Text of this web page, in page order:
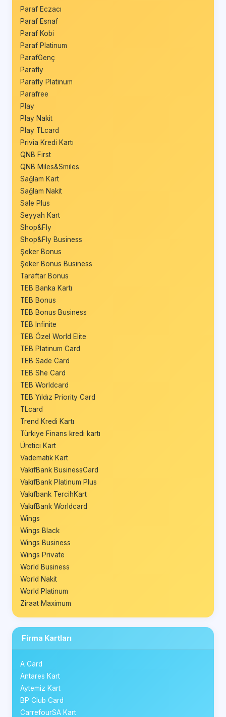
Paraf Eczacı
Paraf Esnaf
Paraf Kobi
Paraf Platinum
ParafGenç
Parafly
Parafly Platinum
Parafree
Play
Play Nakit
Play TLcard
Privia Kredi Kartı
QNB First
QNB Miles&Smiles
Sağlam Kart
Sağlam Nakit
Sale Plus
Seyyah Kart
Shop&Fly
Shop&Fly Business
Şeker Bonus
Şeker Bonus Business
Taraftar Bonus
TEB Banka Kartı
TEB Bonus
TEB Bonus Business
TEB Infinite
TEB Özel World Elite
TEB Platinum Card
TEB Sade Card
TEB She Card
TEB Worldcard
TEB Yıldız Priority Card
TLcard
Trend Kredi Kartı
Türkiye Finans kredi kartı
Üretici Kart
Vadematik Kart
VakıfBank BusinessCard
VakıfBank Platinum Plus
Vakıfbank TercihKart
VakıfBank Worldcard
Wings
Wings Black
Wings Business
Wings Private
World Business
World Nakit
World Platinum
Ziraat Maximum
Firma Kartları
A Card
Antares Kart
Aytemiz Kart
BP Club Card
CarrefourSA Kart